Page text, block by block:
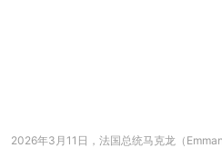
2026年3月11日，法国总统马克龙（